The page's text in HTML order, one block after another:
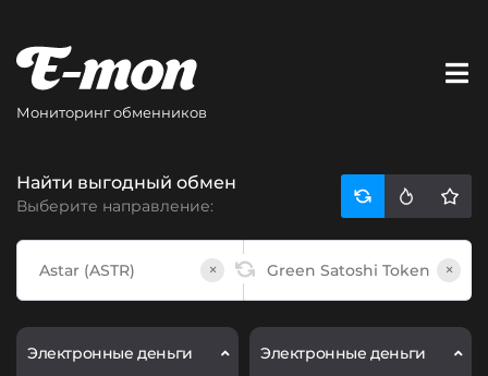
Мониторинг обменников
Найти выгодный обмен
Выберите направление:
× ×
Электронные деньги Электронные деньги